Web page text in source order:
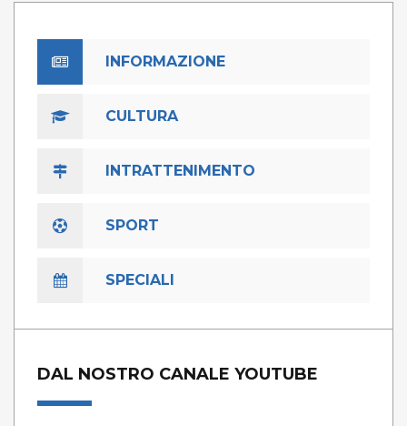
INFORMAZIONE
CULTURA
INTRATTENIMENTO
SPORT
SPECIALI
DAL NOSTRO CANALE YOUTUBE